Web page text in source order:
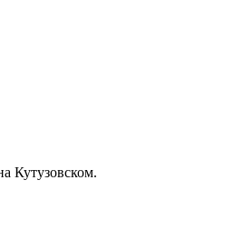
Кутузовском.